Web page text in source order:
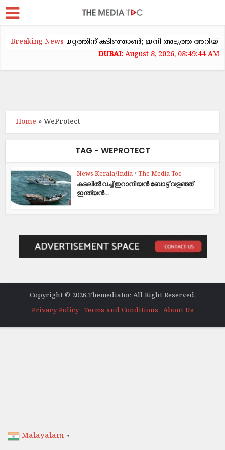
Breaking News
വാടകക്കയറ്റത്തിന് കടിഞ്ഞാൺ; ഇനി അടുത്ത അറിയിപ്പ്
August 8, 2026, 08:49:44 AM
Home »WeProtect
TAG - WEPROTECT
News Kerala/India • The Media Toc
കടലിൽ വച്ച് ഇറാനിയൻ ബോട്ട് വളഞ്ഞ്
ഇന്ത്യൻ...
Copyright © 2026.Themediatoc All Right Reserved.
Privacy Policy
Terms and Conditions About Us
Malayalam ▼